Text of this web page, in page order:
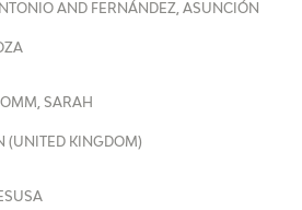
AND FERNÁNDEZ, ASUNCIÓN
SARAH
(UNITED KINGDOM)